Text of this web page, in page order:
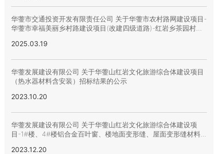
华蓥市交通投资开发有限责任公司 关于华蓥市农村路网建设项目-
华蓥市幸福美丽乡村路建设项目(改建四级道路)-红岩乡茶园村至
2025.03.19
华蓥发展建设有限公司 关于华蓥山红岩文化旅游综合体建设项目
（热水器材料含安装）招标结果的公示
2023.10.20
华蓥发展建设有限公司 关于华蓥山红岩文化旅游综合体建设项
目-1#楼、4#楼铝合金百叶窗、楼地面变形缝、屋面变形缝材料
2023.12.20